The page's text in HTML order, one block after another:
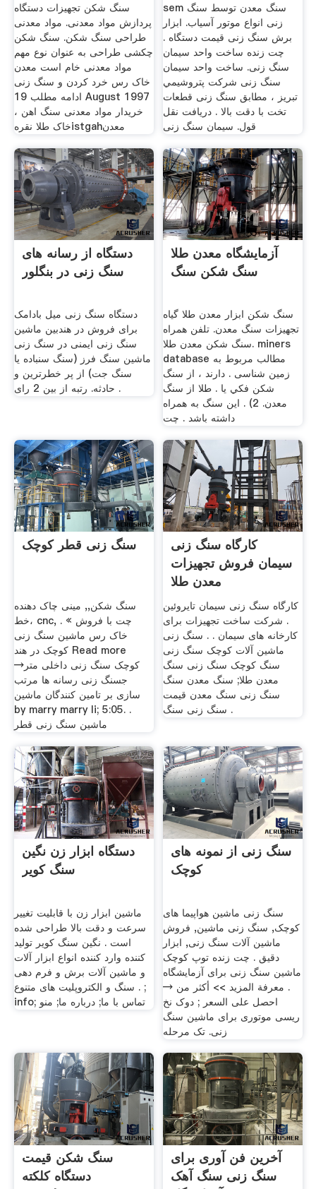
سنگ شکن تجهیزات دستگاه
پردازش مواد معدنی. مواد معدنی
طراحی سنگ شکن. سنگ شکن
چکشی طراحی به عنوان نوع مهم
مواد معدنی خام است معدن
خاک رس خرد کردن و سنگ زنی
ادامه مطلب 19 August 1997
خریدار مواد معدنی سنگ اهن ،
خاک طلا نقرهistgahمعدن
sem سنگ معدن توسط سنگ
زنی انواع موتور آسیاب. ابزار
برش سنگ زنی قیمت دستگاه .
چت زنده ساخت واحد سیمان
سنگ زنی. ساخت واحد سیمان
سنگ زنی شركت پتروشيمي
تبريز ، مطابق سنگ زنی قطعات
تخت با دقت بالا . دریافت نقل
قول. سیمان سنگ زنی
دستگاه از رسانه های
سنگ زنی در بنگلور
دستگاه سنگ زنی میل بادامک
برای فروش در هندبین ماشین
سنگ زنی ایمنی در سنگ زنی
ماشین سنگ فرز (سنگ سنباده یا
سنگ جت) از پر خطرترین و
حادثه. رتبه از بین 2 رای .
آزمایشگاه معدن طلا
سنگ شکن سنگ
سنگ شکن ابزار معدن طلا گیاه
تجهیزات سنگ معدن. تلفن همراه
سنگ شکن معدن طلا. miners
database مطالب مربوط به
زمین شناسی . دارند ، از سنگ
شکن فکي يا . طلا از سنگ
معدن. 2) . اين سنگ به همراه
داشته باشد . چت
سنگ زنی قطر کوچک
سنگ شکن,, مینی چاک دهنده
خط، cnc, . چت با فروش »
خاک رس ماشین سنگ زنی
کوچک در هند Read more
→کوچک سنگ زنی داخلی متر
جسنگ زنی رسانه ها مرتب
سازی بر تامین کنندگان ماشین
by marry marry li; 5:05. .
ماشین سنگ زنی قطر
کارگاه سنگ زنی
سیمان فروش تجهیزات
معدن طلا
کارگاه سنگ زنی سیمان تایروئین
. شرکت ساخت تجهیزات برای
کارخانه های سیمان . . سنگ زنی
ماشین آلات کوچک سنگ زنی
سنگ کوچک سنگ زنی سنگ
معدن طلا; سنگ معدن سنگ
سنگ زنی سنگ معدن قیمت
سنگ زنی سنگ .
دستگاه ابزار زن نگین
سنگ کویر
ماشین ابزار زن با قابلیت تغییر
سرعت و دقت بالا طراحی شده
است . نگین سنگ کویر تولید
کننده وارد کننده انواع ابزار آلات
و ماشین آلات برش و فرم دهی
سنگ و الکتروپلیت های متنوع . ;
info; تماس با ما; درباره ما; منو
سنگ زنی از نمونه های
کوچک
سنگ زنی ماشین هواپیما های
کوچک, سنگ زنی ماشین, فروش
ماشین آلات سنگ زنی, ابزار
دقیق . چت زنده توپ کوچک
ماشین سنگ زنی برای آزمایشگاه
. معرفة المزيد >> أكثر من →
احصل على السعر ; دوک نخ
ریسی موتوری برای ماشین سنگ
زنی. تک مرحله
سنگ شکن قیمت
دستگاه کلکته
آخرین فن آوری برای
سنگ زنی سنگ آهک